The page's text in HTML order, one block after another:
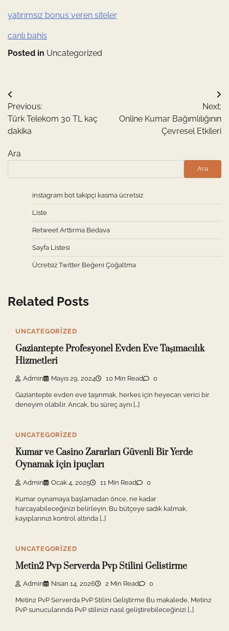
yatırımsız bonus veren siteler
canlı bahis
Posted in Uncategorized
Yazı
gezinmesi
Previous:
Türk Telekom 30 TL kaç
dakika
Next:
Online Kumar Bağımlılığının
Çevresel Etkileri
Ara
Ara
instagram bot takipçi kasma ücretsiz
Liste
Retweet Arttırma Bedava
Sayfa Listesi
Ücretsiz Twitter Beğeni Çoğaltma
Related Posts
UNCATEGORIZED
Gaziantepte Profesyonel Evden Eve Taşımacılık
Hizmetleri
Admin Mayıs 29, 2024 10 Min Read 0
Gaziantepte evden eve taşınmak, herkes için heyecan verici bir
deneyim olabilir. Ancak, bu süreç aynı […]
UNCATEGORIZED
Kumar ve Casino Zararları Güvenli Bir Yerde
Oynamak İçin İpuçları
Admin Ocak 4, 2025 11 Min Read 0
Kumar oynamaya başlamadan önce, ne kadar
harcayabileceğinizi belirleyin. Bu bütçeye sadık kalmak,
kayıplarınızı kontrol altında […]
UNCATEGORIZED
Metin2 Pvp Serverda Pvp Stilini Gelistirme
Admin Nisan 14, 2026 2 Min Read 0
Metin2 PvP Serverda PvP Stilini Geliştirme Bu makalede, Metin2
PvP sunucularında PvP stilinizi nasıl geliştirebileceğinizi […]